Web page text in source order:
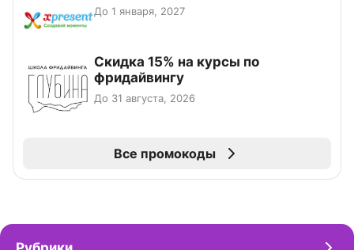
До 1 января, 2027
Скидка 15% на курсы по
фридайвингу
До 31 августа, 2026
Все промокоды